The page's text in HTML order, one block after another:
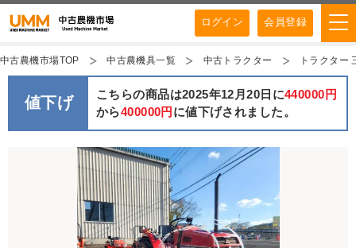
ログイン 会員登録
中古農機市場TOP 中古農機具一覧 中古トラクター トラクター
値下げ こちらの商品は2025年12月20日に440000円
から400000円 に値下げされました。